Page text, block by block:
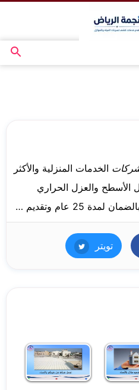
بحث
الخدمات المنزلية والأكثر
الأسطح والعزل الحراري
25 عام وتقديم …
فيسبوكتويتر تويتر